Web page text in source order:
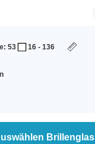
53 16 - 136
Brillenglas